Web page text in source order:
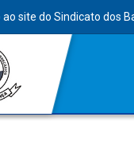
ao site do Sindicato dos